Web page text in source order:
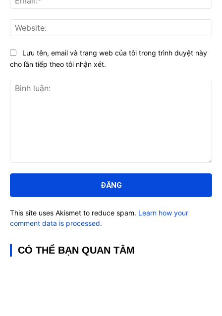
luận:
Lưu tên, email và trang web của tôi trong trình duyệt này
cho lần tiếp theo tôi nhận xét.
This site uses Akismet to reduce spam. Learn how your
comment data is processed.
CÓ THỂ BẠN QUAN TÂM